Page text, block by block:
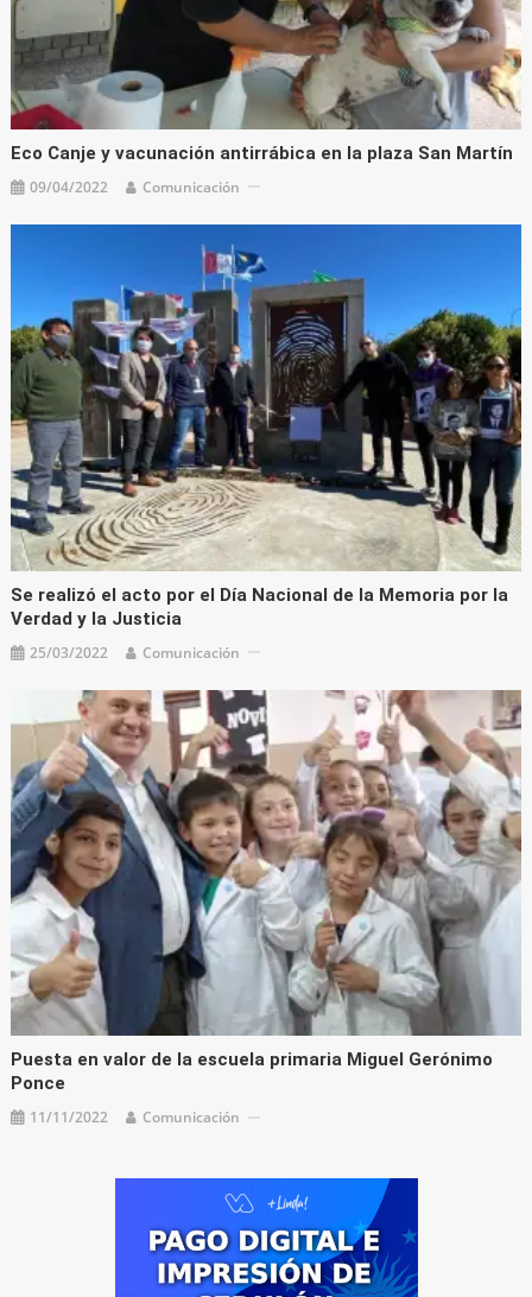
Eco Canje y vacunación antirrábica en la plaza San Martín
09/04/2022 Comunicación
Se realizó el acto por el Día Nacional de la Memoria por la
Verdad y la Justicia
25/03/2022 Comunicación
Puesta en valor de la escuela primaria Miguel Gerónimo
Ponce
11/11/2022 Comunicación